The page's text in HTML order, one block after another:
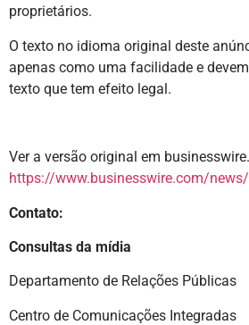
proprietários.
O texto no idioma original deste
apenas como uma facilidade e
texto que tem efeito legal.
Ver a versão original em
https://www.businesswire.com/
Contato:
Consultas da mídia
Departamento de Relações Públicas
Centro de Comunicações Integradas